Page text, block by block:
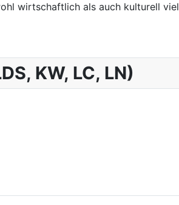
wirtschaftlich als auch kulturell
KW, LC, LN)